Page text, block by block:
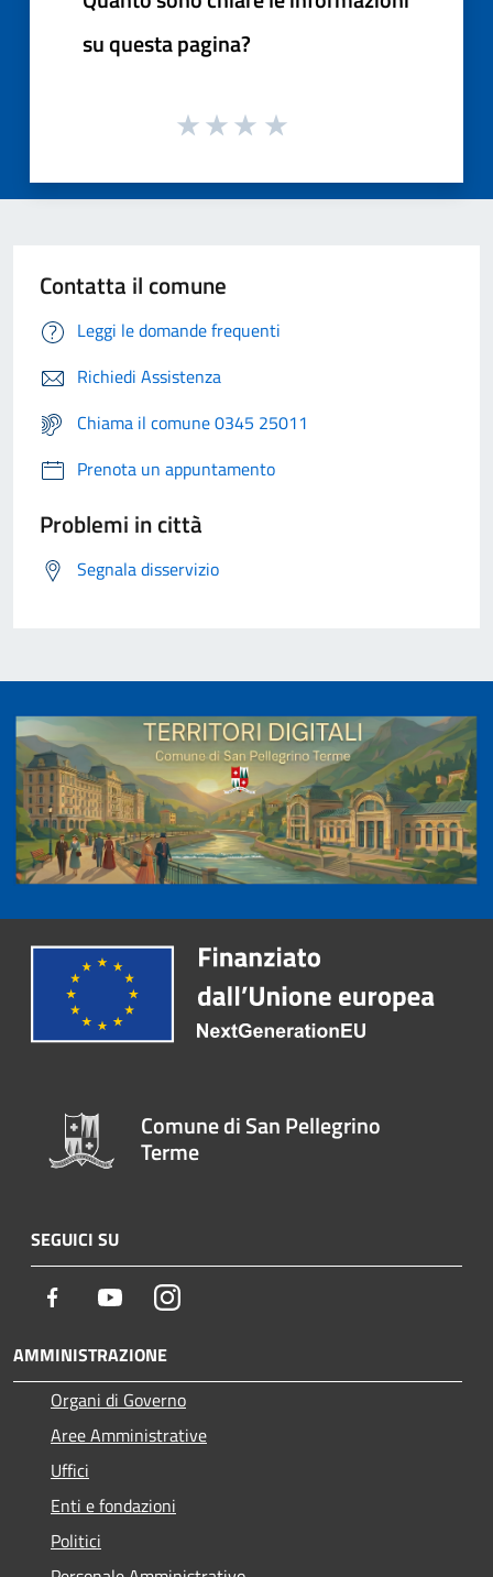
su questa pagina?
Contatta il comune
Leggi le domande frequenti
Richiedi Assistenza
Chiama il comune 0345 25011
Prenota un appuntamento
Problemi in città
Segnala disservizio
Comune di San Pellegrino
Terme
SEGUICI SU
Facebook YoutubeInstagram
AMMINISTRAZIONE
Organi di Governo
Aree Amministrative
Uffici
Enti e fondazioni
Politici